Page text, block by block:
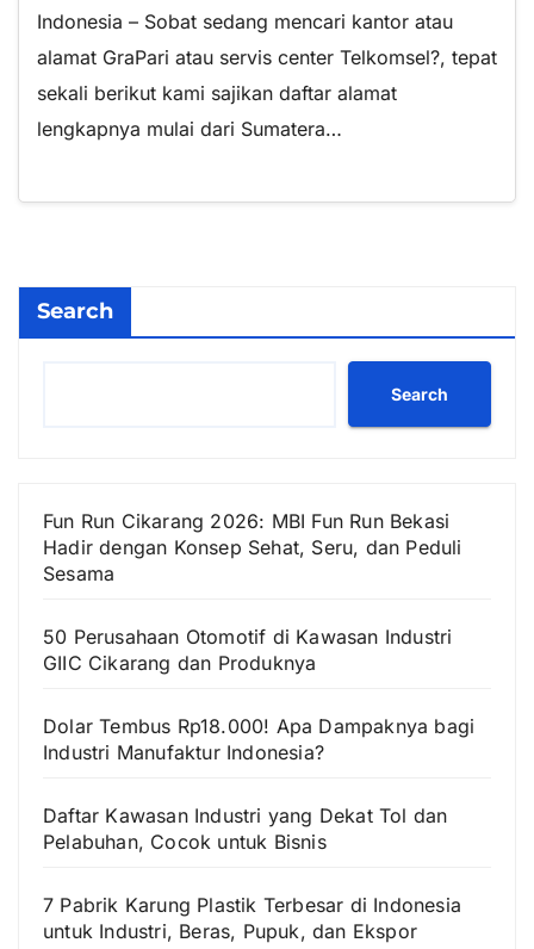
Indonesia – Sobat sedang mencari kantor atau
alamat GraPari atau servis center Telkomsel?, tepat
sekali berikut kami sajikan daftar alamat
lengkapnya mulai dari Sumatera…
Search
Search
Fun Run Cikarang 2026: MBI Fun Run Bekasi
Hadir dengan Konsep Sehat, Seru, dan Peduli
Sesama
50 Perusahaan Otomotif di Kawasan Industri
GIIC Cikarang dan Produknya
Dolar Tembus Rp18.000! Apa Dampaknya bagi
Industri Manufaktur Indonesia?
Daftar Kawasan Industri yang Dekat Tol dan
Pelabuhan, Cocok untuk Bisnis
7 Pabrik Karung Plastik Terbesar di Indonesia
untuk Industri, Beras, Pupuk, dan Ekspor